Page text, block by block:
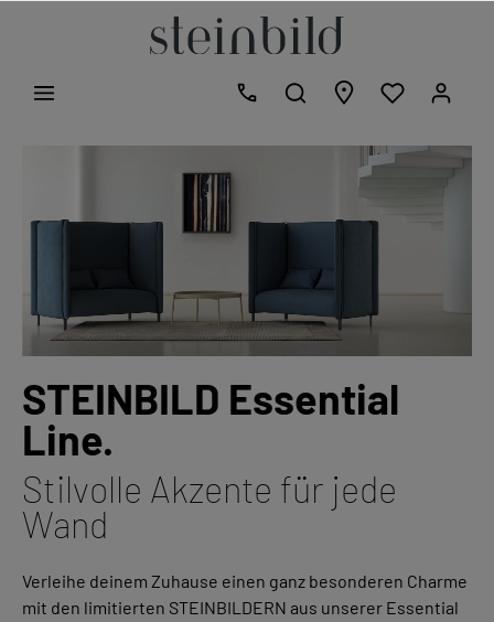
STEINBILD Essential
Line.
Stilvolle Akzente für jede
Wand
Verleihe deinem Zuhause einen ganz besonderen Charme
mit den limitierten STEINBILDERN aus unserer Essential